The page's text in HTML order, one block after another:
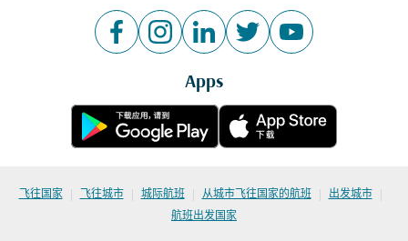
Apps
飞往国家 | 飞往城市 | 城际航班 | 从城市飞往国家的航班 | 出发城市 |
航班出发国家